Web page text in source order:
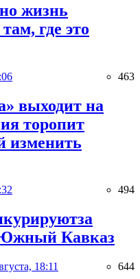
жизнь
где это
463
выходит на
торопит
изменить
494
Кавказ
18:11 644